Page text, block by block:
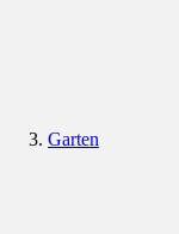
Garten